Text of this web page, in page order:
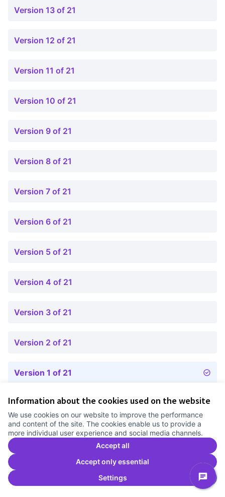
Information about the cookies used on the website
We use cookies on our website to improve the performance
and content of the site. The cookies enable us to provide a
more individual user experience and social media channels.
Accept all
Accept only essential
Settings
Version 13 of 21
Version 12 of 21
Version 11 of 21
Version 10 of 21
Version 9 of 21
Version 8 of 21
Version 7 of 21
Version 6 of 21
Version 5 of 21
Version 4 of 21
Version 3 of 21
Version 2 of 21
Version 1 of 21
Cookie settings
Comunitat Canòdrom at Facebook
(External link)
Comunitat Canòdrom at Instagram
(External link)
Comunitat Canòdrom at YouTube
(External link)
English
Triar la llenguaElegir el idiomaChoose language
(External link)
Website made with